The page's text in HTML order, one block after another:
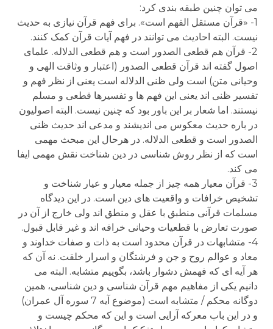
می توان چنین طبقه بندی کرد:
1- «قرآن مستقل الفهم است». برای فهم قرآن نیازی به حدیث
نیست. البته احادیث می توانند در فهم آیات قرآن کمک کنند.
2- قرآن هم قطعی الصدور است و هم قطعی الدلاله. علمای
اصول گفته اند قرآن قطعی الصدور (اعتبار و وثاقت الهی و
وحیانی متن) است ولی ظنی الدلاله است یعنی از نظر فهم و
تفسیر ظنی اند یعنی این فهم ها و تفسیرها قطعی و مسلم
نیستند. اما شعار بر این باور بود که چنین نیست. البته اصولیون
در باره حدیث معکوس می اندیشند و مدعی اند حدیث ظنی
الصدور است و قطعی الدلاله. در هرحال این مبحث مهمی
است که از نظر روش شناسی در دین شناخت نقش مهمی ایفا
می کند.
3- قرآن معیار همه چیز از جمله معیار و عیار شناخت و
تشخیص خرافات و واقعیت های دین است. در این دیدگاه
مسلمات قرآنی منطبق با عقل و منطق اند ولی خارج از آن در
صورت تعارض با قطعیات وحیانی خرافه اند و غیر قابل قبول.
4- متشابهات در قرآن محدود است به ذات و صفات خداوند و
معاد و عوالم روح و جن و فرشتگان و اسرار خلقت. نه آن که
هر آیه ای که فهمش دشوار باشد، بگوییم متشابه. البته می
دانیم یکی از مفاهیم مهم قرآن شناسی و دین شناسی، همین
دوگانه محکم / متشابه است (موضوع آیه 7 سوره آل عمران)
و در این باب معرکه آرایی است و این که محکم چیست و